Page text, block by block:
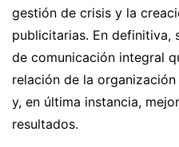
gestión de crisis y la
publicitarias. En definitiva,
de comunicación integral
relación de la
y, en última instancia,
resultados.